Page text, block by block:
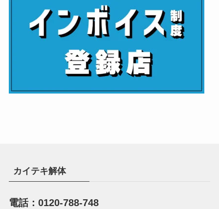
カイテキ解体
電話：0120-788-748